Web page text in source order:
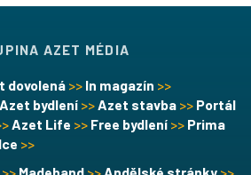
AZET MÉDIA
dovolená >> In magazín >>
Azet bydlení >>Azet stavba >> Portál
Azet Life >> Free bydlení >> Prima
>>